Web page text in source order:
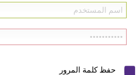
حفظ كلمة المرور